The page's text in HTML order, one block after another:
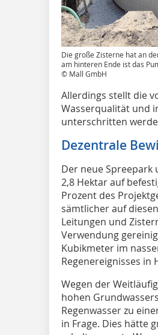
Die große Zisterne hat an
am hinteren Ende ist das
© Mall GmbH
Allerdings stellt die
Wasserqualität und
unterschritten
Dezentrale
Der neue Spreepark
2,8 Hektar auf
Prozent des
sämtlicher auf
Leitungen und
Verwendung
Kubikmeter im
Regenereignisses in
Wegen der
hohen
Regenwasser zu
in Frage. Dies hätte